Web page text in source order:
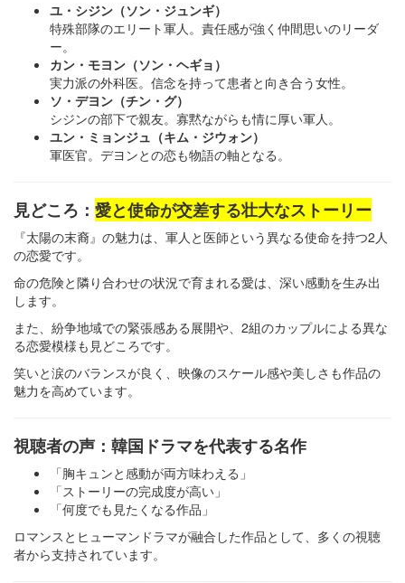
ユ・シジン（ソン・ジュンギ）
特殊部隊のエリート軍人。責任感が強く仲間思いのリーダ
ー。
カン・モヨン（ソン・ヘギョ）
実力派の外科医。信念を持って患者と向き合う女性。
ソ・デヨン（チン・グ）
シジンの部下で親友。寡黙ながらも情に厚い軍人。
ユン・ミョンジュ（キム・ジウォン）
軍医官。デヨンとの恋も物語の軸となる。
見どころ： 愛と使命が交差する壮大なストーリー
『太陽の末裔』の魅力は、軍人と医師という異なる使命を持つ2人
の恋愛です。
命の危険と隣り合わせの状況で育まれる愛は、深い感動を生み出
します。
また、紛争地域での緊張感ある展開や、2組のカップルによる異な
る恋愛模様も見どころです。
笑いと涙のバランスが良く、映像のスケール感や美しさも作品の
魅力を高めています。
視聴者の声：韓国ドラマを代表する名作
「胸キュンと感動が両方味わえる」
「ストーリーの完成度が高い」
「何度でも見たくなる作品」
ロマンスとヒューマンドラマが融合した作品として、多くの視聴
者から支持されています。